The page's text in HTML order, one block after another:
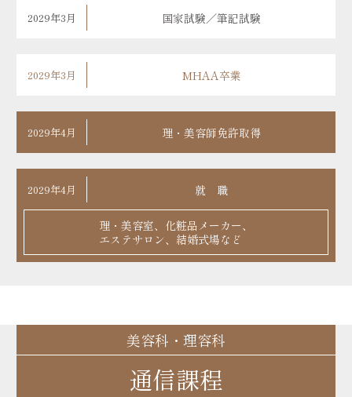
2029年3月 国家試験／筆記試験
2029年3月 MHAA卒業
2029年4月 理・美容師免許取得
2029年4月 就 職
理・美容室、化粧品メーカー、
エステサロン、結婚式場など
美容科・理容科
通信課程